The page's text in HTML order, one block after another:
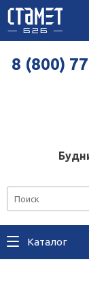
8 (800)
Каталог